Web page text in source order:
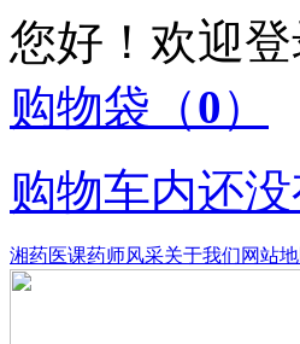
您好！欢迎
购物袋 （0）
购物车内还
湘药医课药师风采关于我们网站